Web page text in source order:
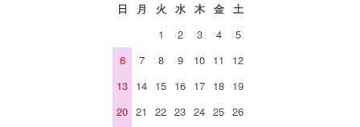
日 月 火 水 木 金
土
1
2 3 4
5
6
7 8 9 10 11
12
13 14 15 16 17 18 19
20 21 22 23 24 25 26